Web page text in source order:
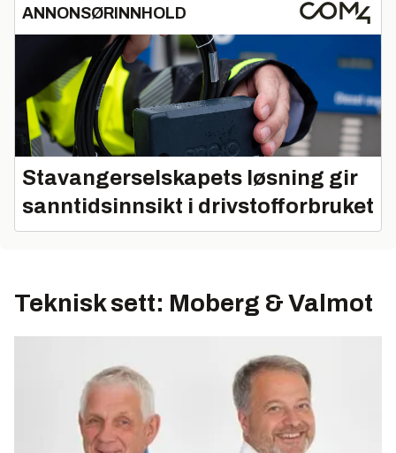
ANNONSØRINNHOLD
Stavangerselskapets løsning gir
sanntidsinnsikt i drivstofforbruket
Teknisk sett: Moberg & Valmot